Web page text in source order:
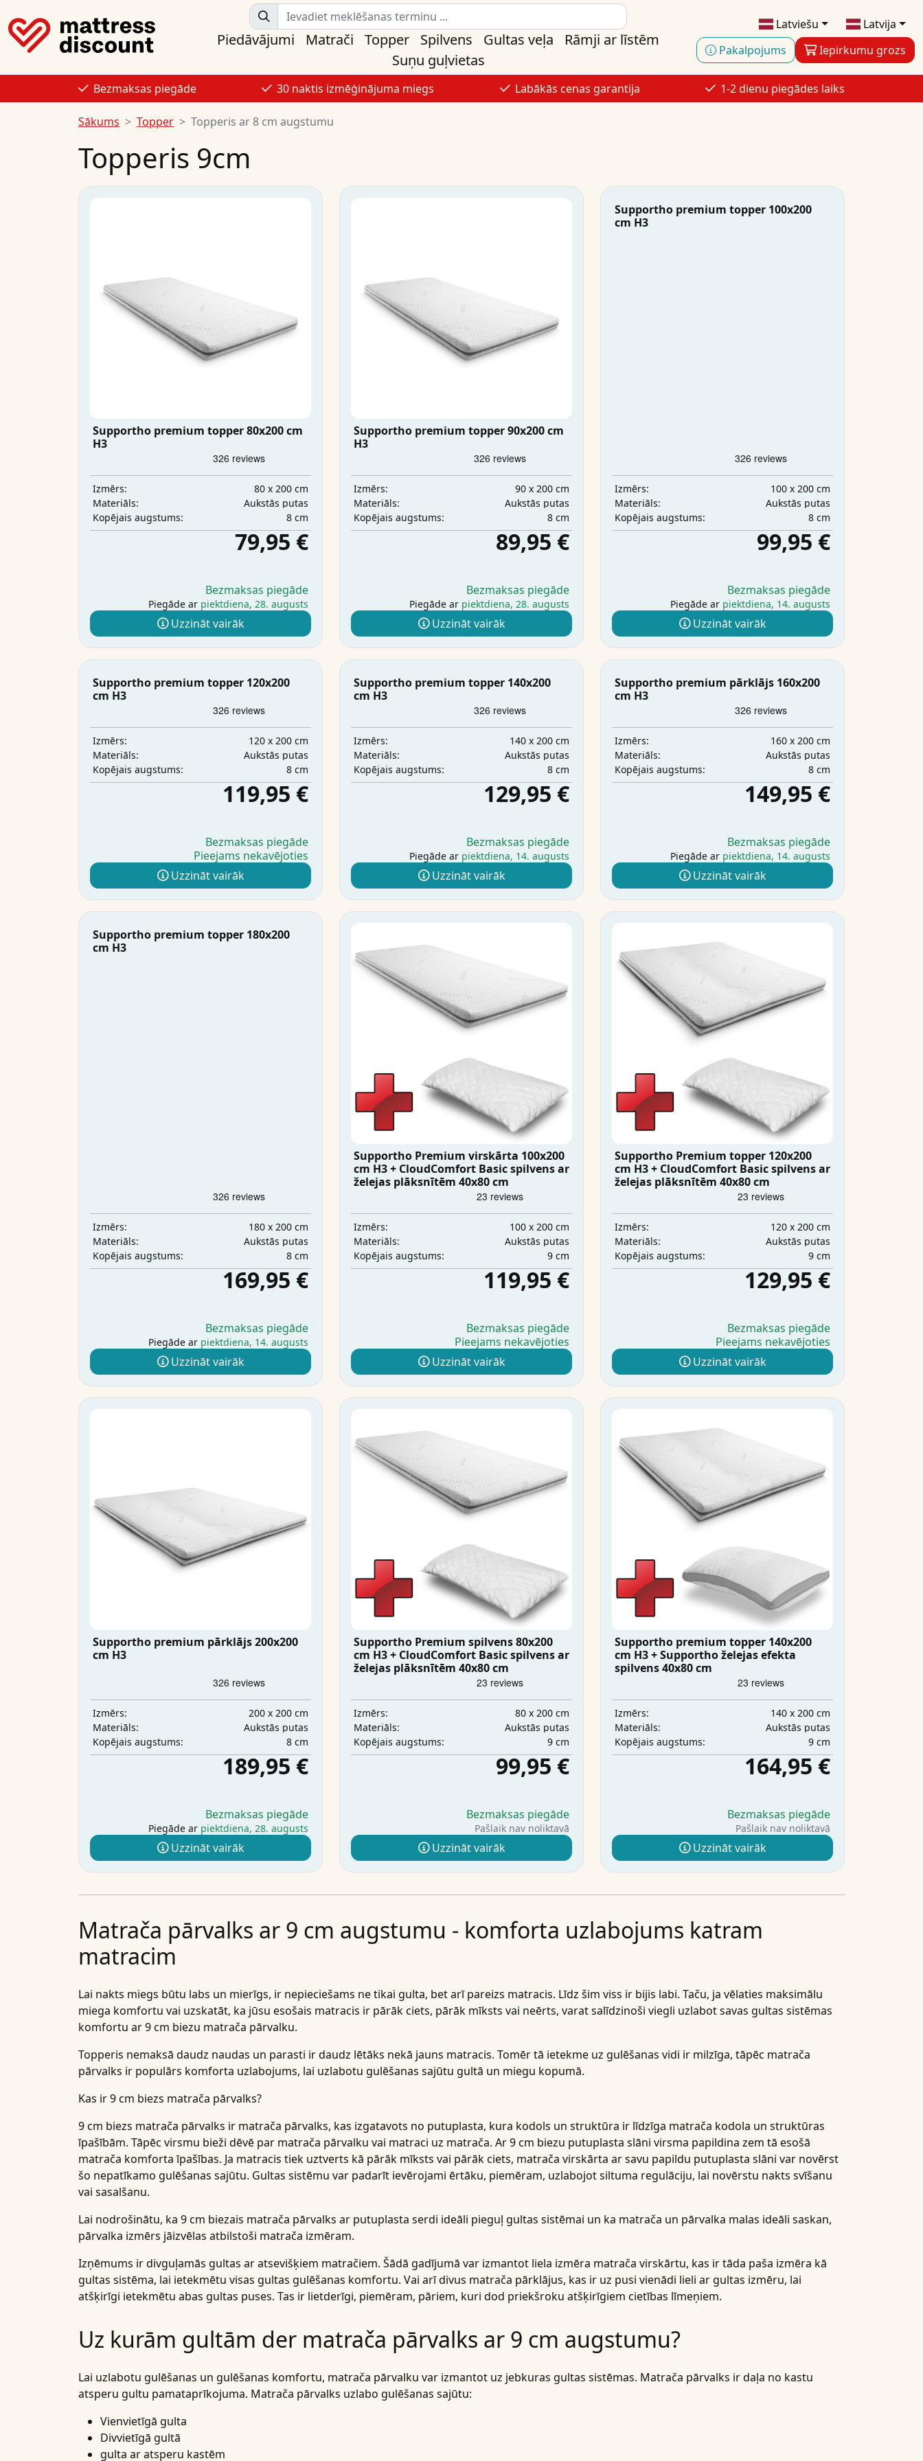
Latviešu
Latvija
Pakalpojums
Iepirkumu grozs
Piedāvājumi Matrači Topper Spilvens Gultas veļa
Rāmji ar līstēm
Suņu guļvietas
Bezmaksas piegāde 30 naktis izmēģinājuma miegs Labākās cenas garantija 1-2 dienu piegādes laiks
Sākums Topper Topperis ar 8 cm augstumu
Topperis 9cm
Supportho premium topper 80x200 cm
H3
Izmērs:
80 x 200 cm
Materiāls:
Aukstās putas
Kopējais augstums:
8 cm
79,95 €
Bezmaksas piegāde
Piegāde ar piektdiena, 28. augusts
Uzzināt vairāk
Supportho premium topper 90x200 cm
H3
Izmērs:
90 x 200 cm
Materiāls:
Aukstās putas
Kopējais augstums:
8 cm
89,95 €
Bezmaksas piegāde
Piegāde ar piektdiena, 28. augusts
Uzzināt vairāk
Supportho premium topper 100x200
cm H3
Izmērs:
100 x 200 cm
Materiāls:
Aukstās putas
Kopējais augstums:
8 cm
99,95 €
Bezmaksas piegāde
Piegāde ar piektdiena, 14. augusts
Uzzināt vairāk
Supportho premium topper 120x200
cm H3
Izmērs:
120 x 200 cm
Materiāls:
Aukstās putas
Kopējais augstums:
8 cm
119,95 €
Bezmaksas piegāde
Pieejams nekavējoties
Uzzināt vairāk
Supportho premium topper 140x200
cm H3
Izmērs:
140 x 200 cm
Materiāls:
Aukstās putas
Kopējais augstums:
8 cm
129,95 €
Bezmaksas piegāde
Piegāde ar piektdiena, 14. augusts
Uzzināt vairāk
Supportho premium pārklājs 160x200
cm H3
Izmērs:
160 x 200 cm
Materiāls:
Aukstās putas
Kopējais augstums:
8 cm
149,95 €
Bezmaksas piegāde
Piegāde ar piektdiena, 14. augusts
Uzzināt vairāk
Supportho premium topper 180x200
cm H3
Izmērs:
180 x 200 cm
Materiāls:
Aukstās putas
Kopējais augstums:
8 cm
169,95 €
Bezmaksas piegāde
Piegāde ar piektdiena, 14. augusts
Uzzināt vairāk
Supportho Premium virskārta 100x200
cm H3 + CloudComfort Basic spilvens ar
želejas plāksnītēm 40x80 cm
Izmērs:
100 x 200 cm
Materiāls:
Aukstās putas
Kopējais augstums:
9 cm
119,95 €
Bezmaksas piegāde
Pieejams nekavējoties
Uzzināt vairāk
Supportho Premium topper 120x200
cm H3 + CloudComfort Basic spilvens ar
želejas plāksnītēm 40x80 cm
Izmērs:
120 x 200 cm
Materiāls:
Aukstās putas
Kopējais augstums:
9 cm
129,95 €
Bezmaksas piegāde
Pieejams nekavējoties
Uzzināt vairāk
Supportho premium pārklājs 200x200
cm H3
Izmērs:
200 x 200 cm
Materiāls:
Aukstās putas
Kopējais augstums:
8 cm
189,95 €
Bezmaksas piegāde
Piegāde ar piektdiena, 28. augusts
Uzzināt vairāk
Supportho Premium spilvens 80x200
cm H3 + CloudComfort Basic spilvens ar
želejas plāksnītēm 40x80 cm
Izmērs:
80 x 200 cm
Materiāls:
Aukstās putas
Kopējais augstums:
9 cm
99,95 €
Bezmaksas piegāde
Pašlaik nav noliktavā
Uzzināt vairāk
Supportho premium topper 140x200
cm H3 + Supportho želejas efekta
spilvens 40x80 cm
Izmērs:
140 x 200 cm
Materiāls:
Aukstās putas
Kopējais augstums:
9 cm
164,95 €
Bezmaksas piegāde
Pašlaik nav noliktavā
Uzzināt vairāk
Matrača pārvalks ar 9 cm augstumu - komforta uzlabojums katram
matracim
Lai nakts miegs būtu labs un mierīgs, ir nepieciešams ne tikai gulta, bet arī pareizs matracis. Līdz šim viss ir bijis labi. Taču, ja vēlaties maksimālu
miega komfortu vai uzskatāt, ka jūsu esošais matracis ir pārāk ciets, pārāk mīksts vai neērts, varat salīdzinoši viegli uzlabot savas gultas sistēmas
komfortu ar 9 cm biezu matrača pārvalku.
Topperis nemaksā daudz naudas un parasti ir daudz lētāks nekā jauns matracis. Tomēr tā ietekme uz gulēšanas vidi ir milzīga, tāpēc matrača
pārvalks ir populārs komforta uzlabojums, lai uzlabotu gulēšanas sajūtu gultā un miegu kopumā.
Kas ir 9 cm biezs matrača pārvalks?
9 cm biezs matrača pārvalks ir matrača pārvalks, kas izgatavots no putuplasta, kura kodols un struktūra ir līdzīga matrača kodola un struktūras
īpašībām. Tāpēc virsmu bieži dēvē par matrača pārvalku vai matraci uz matrača. Ar 9 cm biezu putuplasta slāni virsma papildina zem tā esošā
matrača komforta īpašības. Ja matracis tiek uztverts kā pārāk mīksts vai pārāk ciets, matrača virskārta ar savu papildu putuplasta slāni var novērst
šo nepatīkamo gulēšanas sajūtu. Gultas sistēmu var padarīt ievērojami ērtāku, piemēram, uzlabojot siltuma regulāciju, lai novērstu nakts svīšanu
vai sasalšanu.
Lai nodrošinātu, ka 9 cm biezais matrača pārvalks ar putuplasta serdi ideāli pieguļ gultas sistēmai un ka matrača un pārvalka malas ideāli saskan,
pārvalka izmērs jāizvēlas atbilstoši matrača izmēram.
Izņēmums ir divguļamās gultas ar atsevišķiem matračiem. Šādā gadījumā var izmantot liela izmēra matrača virskārtu, kas ir tāda paša izmēra kā
gultas sistēma, lai ietekmētu visas gultas gulēšanas komfortu. Vai arī divus matrača pārklājus, kas ir uz pusi vienādi lieli ar gultas izmēru, lai
atšķirīgi ietekmētu abas gultas puses. Tas ir lietderīgi, piemēram, pāriem, kuri dod priekšroku atšķirīgiem cietības līmeņiem.
Uz kurām gultām der matrača pārvalks ar 9 cm augstumu?
Lai uzlabotu gulēšanas un gulēšanas komfortu, matrača pārvalku var izmantot uz jebkuras gultas sistēmas. Matrača pārvalks ir daļa no kastu
atsperu gultu pamataprīkojuma. Matrača pārvalks uzlabo gulēšanas sajūtu:
Vienvietīgā gulta
Divvietīgā gultā
gulta ar atsperu kastēm